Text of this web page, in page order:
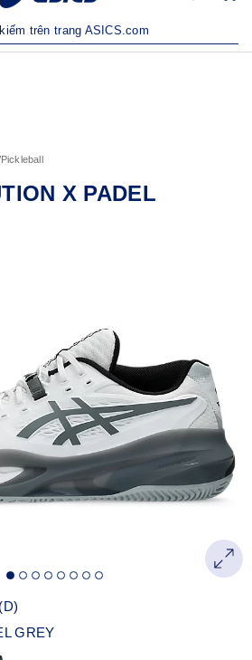
trên trang ASICS.com
X PADEL
GREY